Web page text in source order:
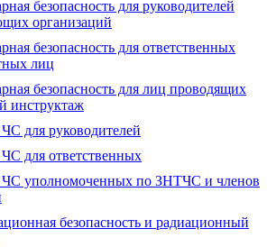
безопасность для руководителей
организаций
безопасность для ответственных
лиц
безопасность для лиц проводящих
инструктаж
для руководителей
для ответственных
уполномоченных по ЗНТЧС и членов
безопасность и радиационный